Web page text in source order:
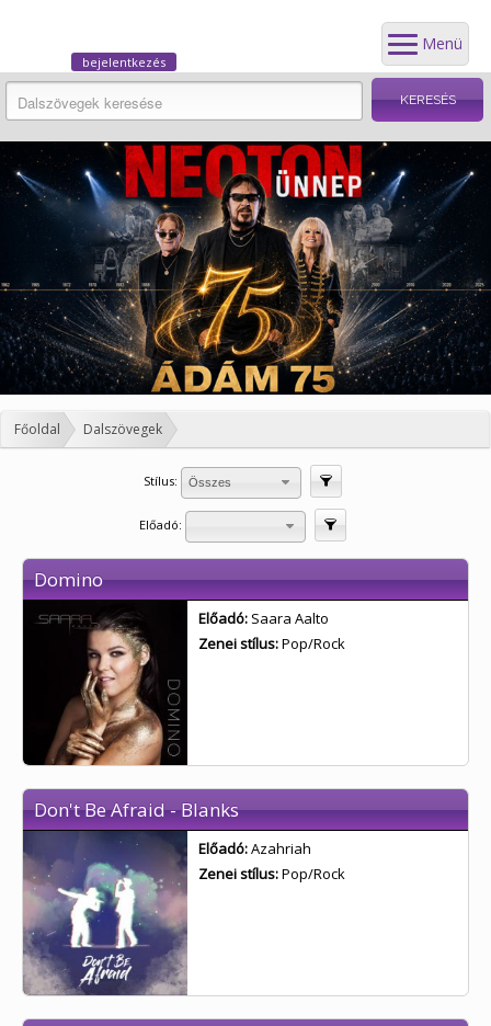
Menü
bejelentkezés
Főoldal Dalszövegek
Stílus: Összes
Előadó:
Domino
Előadó: Saara Aalto
Zenei stílus:Pop/Rock
Don't Be Afraid - Blanks
Előadó:Azahriah
Zenei stílus:Pop/Rock